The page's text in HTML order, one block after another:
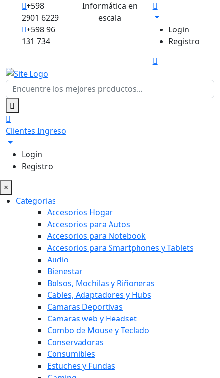
+598
2901 6229
+598 96
131 734
Informática en
escala
Login
Registro
Clientes Ingreso
Login
Registro
×
Categorias
Accesorios Hogar
Accesorios para Autos
Accesorios para Notebook
Accesorios para Smartphones y Tablets
Audio
Bienestar
Bolsos, Mochilas y Riñoneras
Cables, Adaptadores y Hubs
Camaras Deportivas
Camaras web y Headset
Combo de Mouse y Teclado
Conservadoras
Consumibles
Estuches y Fundas